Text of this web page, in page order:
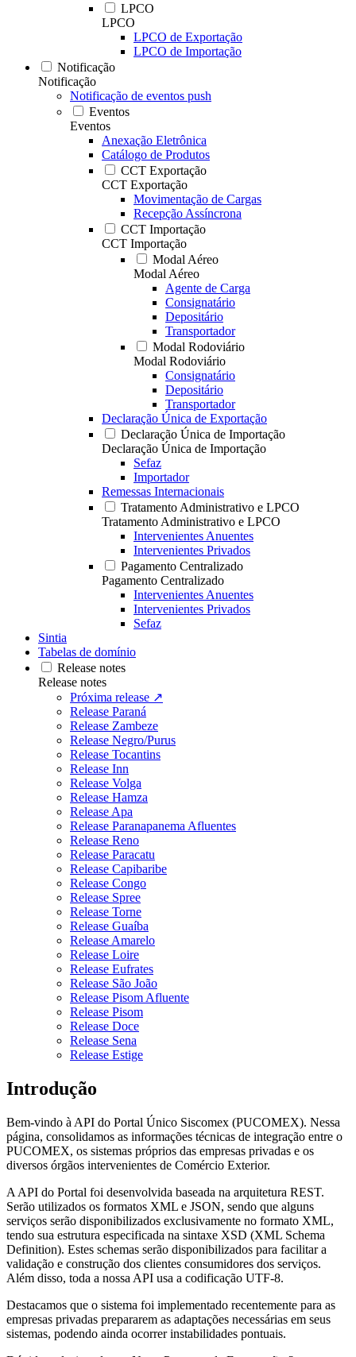
LPCO
LPCO
LPCO de Exportação
LPCO de Importação
Notificação
Notificação
Notificação de eventos push
Eventos
Eventos
Anexação Eletrônica
Catálogo de Produtos
CCT Exportação
CCT Exportação
Movimentação de Cargas
Recepção Assíncrona
CCT Importação
CCT Importação
Modal Aéreo
Modal Aéreo
Agente de Carga
Consignatário
Depositário
Transportador
Modal Rodoviário
Modal Rodoviário
Consignatário
Depositário
Transportador
Declaração Única de Exportação
Declaração Única de Importação
Declaração Única de Importação
Sefaz
Importador
Remessas Internacionais
Tratamento Administrativo e LPCO
Tratamento Administrativo e LPCO
Intervenientes Anuentes
Intervenientes Privados
Pagamento Centralizado
Pagamento Centralizado
Intervenientes Anuentes
Intervenientes Privados
Sefaz
Sintia
Tabelas de domínio
Release notes
Release notes
Próxima release ↗
Release Paraná
Release Zambeze
Release Negro/Purus
Release Tocantins
Release Inn
Release Volga
Release Hamza
Release Apa
Release Paranapanema Afluentes
Release Reno
Release Paracatu
Release Capibaribe
Release Congo
Release Spree
Release Torne
Release Guaíba
Release Amarelo
Release Loire
Release Eufrates
Release São João
Release Pisom Afluente
Release Pisom
Release Doce
Release Sena
Release Estige
Introdução
Bem-vindo à API do Portal Único Siscomex (PUCOMEX). Nessa
página, consolidamos as informações técnicas de integração entre o
PUCOMEX, os sistemas próprios das empresas privadas e os
diversos órgãos intervenientes de Comércio Exterior.
A API do Portal foi desenvolvida baseada na arquitetura REST.
Serão utilizados os formatos XML e JSON, sendo que alguns
serviços serão disponibilizados exclusivamente no formato XML,
tendo sua estrutura especificada na sintaxe XSD (XML Schema
Definition). Estes schemas serão disponibilizados para facilitar a
validação e construção dos clientes consumidores dos serviços.
Além disso, toda a nossa API usa a codificação UTF-8.
Destacamos que o sistema foi implementado recentemente para as
empresas privadas prepararem as adaptações necessárias em seus
sistemas, podendo ainda ocorrer instabilidades pontuais.